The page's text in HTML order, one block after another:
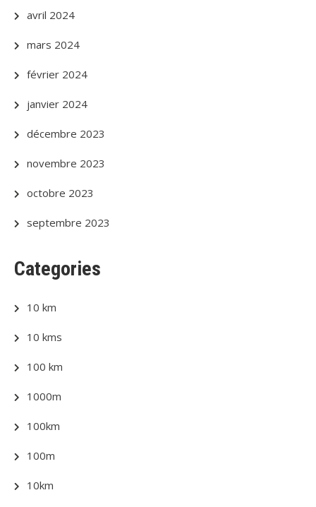
avril 2024
mars 2024
février 2024
janvier 2024
décembre 2023
novembre 2023
octobre 2023
septembre 2023
Categories
10 km
10 kms
100 km
1000m
100km
100m
10km